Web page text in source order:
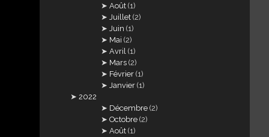
Août (1)
Juillet (2)
Juin (1)
Mai (2)
Avril (1)
Mars (2)
Février (1)
Janvier (1)
2022
Décembre (2)
Octobre (2)
Août (1)